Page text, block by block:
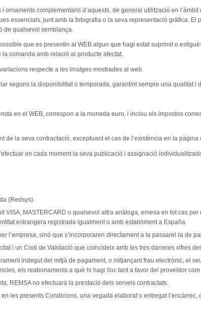
complementaris d’aquests, de general utilització en
essencials, junt amb la fotografia o la seva representació gràfica.
de qualsevol semblança.
que es presentin al WEB algun que hagi estat suprimit o
la comanda amb relació al producte afectat.
respecte a les imatges mostrades al web.
segons la disponibilitat o temporada, garantint sempre una qualitat i
en el WEB, correspon a la moneda euro, i inclou els impostos
de la seva contractació, exceptuant el cas de l’existència en la
en cada moment la seva publicació i assignació
(Redsys).
MASTERCARD o qualsevol altra anàloga, emesa en tot cas
estrangera registrada igualment o amb establiment a España.
l’empresa, sinó que s’incorporaren directament a la passarel·la de
i un Codi de Validació que coincideix amb les tres darreres xifres
indegut del mitjà de pagament, o mitjançant frau electrònic, el
els reabonaments a què hi hagi lloc tant a favor del proveïdor
REMSA no efectuarà la prestació dels serveis contractats.
les presents Condicions, una vegada elaborat o entregat